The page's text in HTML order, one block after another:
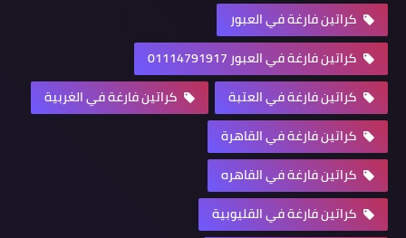
كراتين فارغة في العبور
كراتين فارغة في العبور 01114791917
كراتين فارغة في العتبة
كراتين فارغة في الغربية
كراتين فارغة في القاهرة
كراتين فارغة في القاهره
كراتين فارغة في القليوبية